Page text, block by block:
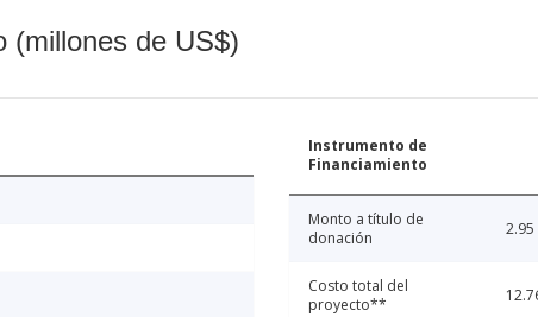
(millones de US$)
Instrumento de
Financiamiento
Monto a título de
donación
2.95
Costo total del
proyecto**